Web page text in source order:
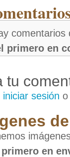
comentarios
primero en
tu
iniciar sesión
primero en